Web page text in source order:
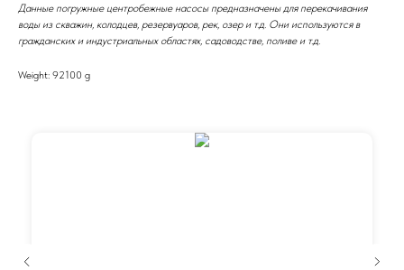
Данные погружные центробежные насосы предназначены для перекачивания
воды из скважин, колодцев, резервуаров, рек, озер и т.д. Они используются в
гражданских и индустриальных областях, садоводстве, поливе и т.д.
Weight: 92100 g